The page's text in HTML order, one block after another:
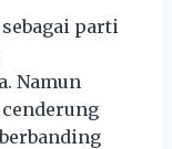
parti
Namun